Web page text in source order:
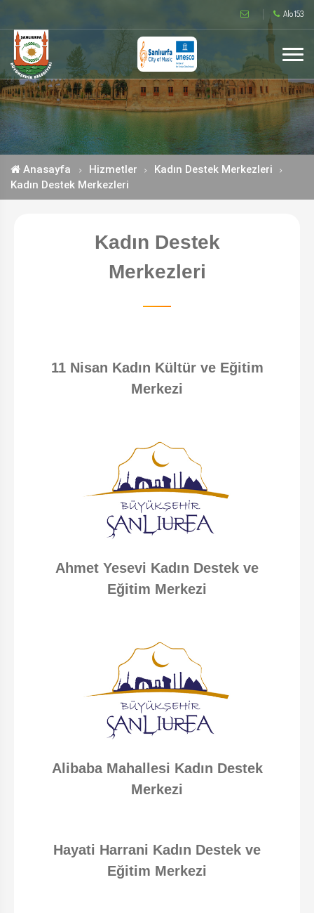
Alo 153
Anasayfa Hizmetler
Kadın Destek Merkezleri
Kadın Destek Merkezleri
Kadın Destek
Merkezleri
11 Nisan Kadın Kültür ve Eğitim
Merkezi
Ahmet Yesevi Kadın Destek ve
Eğitim Merkezi
Alibaba Mahallesi Kadın Destek
Merkezi
Hayati Harrani Kadın Destek ve
Eğitim Merkezi